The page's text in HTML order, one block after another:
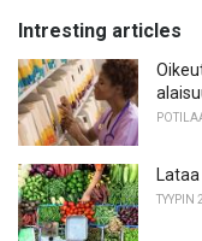
Intresting articles
TYYPIN